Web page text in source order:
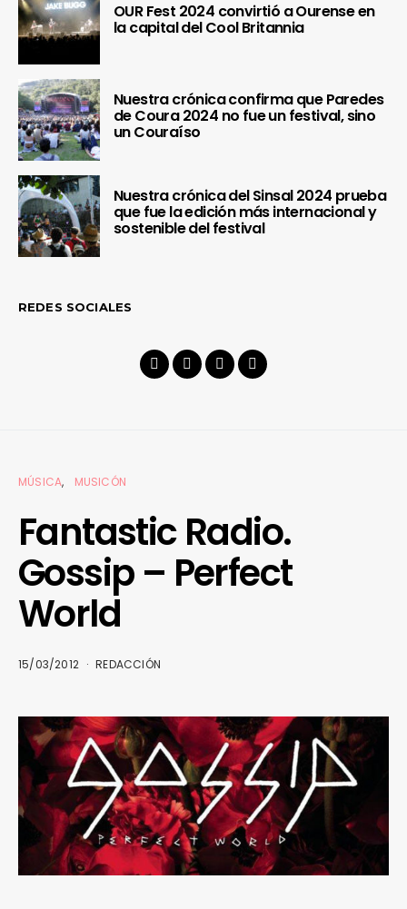
OUR Fest 2024 convirtió a Ourense en
la capital del Cool Britannia
Nuestra crónica confirma que Paredes
de Coura 2024 no fue un festival, sino
un Couraíso
Nuestra crónica del Sinsal 2024 prueba
que fue la edición más internacional y
sostenible del festival
REDES SOCIALES
MÚSICA MUSICÓN
Fantastic Radio.
Gossip – Perfect
World
15/03/2012 REDACCIÓN